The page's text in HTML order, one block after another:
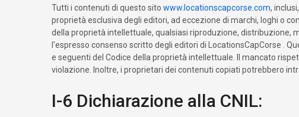
Tutti i contenuti di questo sito www.locationscapcorse.com,
proprietà esclusiva degli editori, ad eccezione di marchi, loghi o
della proprietà intellettuale, qualsiasi riproduzione, distribuzione,
l'espresso consenso scritto degli editori di LocationsCapCorse .
e seguenti del Codice della proprietà intellettuale. Il mancato
violazione. Inoltre, i proprietari dei contenuti copiati potrebbero
I-6 Dichiarazione alla CNIL: